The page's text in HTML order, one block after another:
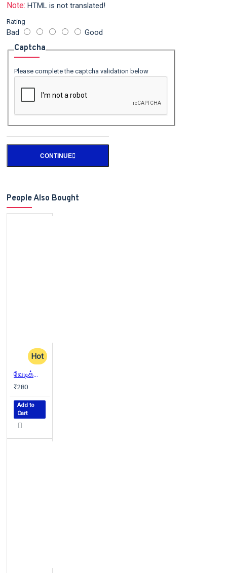
Note: HTML is not translated!
Rating
Bad Good
Captcha
Please complete the captcha validation below
CONTINUE
People Also Bought
Hot
வேடிக்கை பார்ப்பவன்
₹280
Add to
Cart